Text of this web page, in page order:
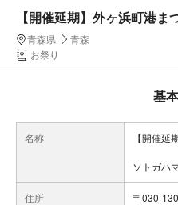
【開催延期】外ヶ浜町港ま
青森県
青森
お祭り
基
名称 【開催延
ソトガハ
住所 〒030-